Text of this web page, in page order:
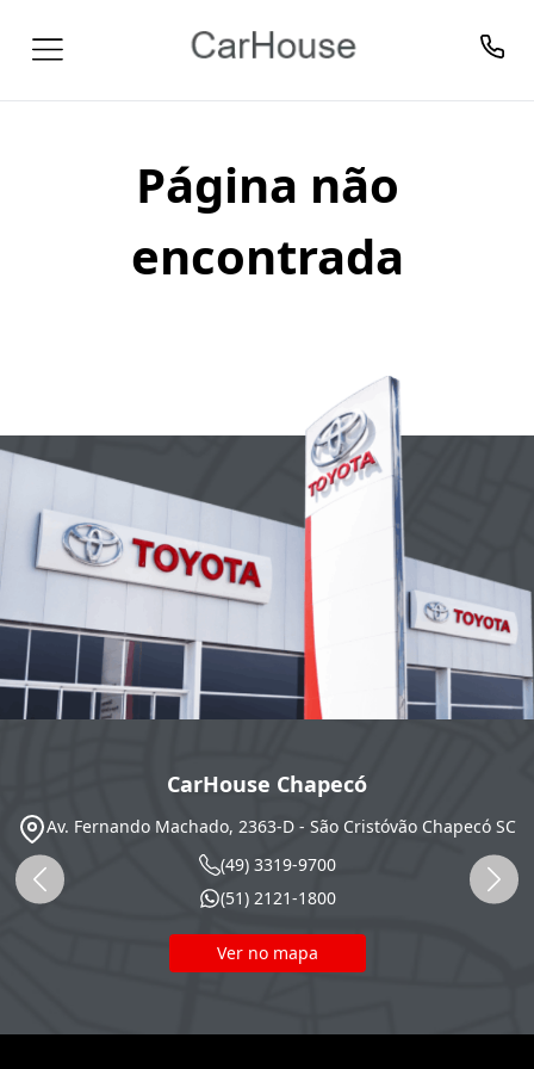
Página não
encontrada
CarHouse Chapecó
Av. Fernando Machado, 2363-D - São Cristóvão Chapecó SC
(49) 3319-9700
(51) 2121-1800
Ver no mapa